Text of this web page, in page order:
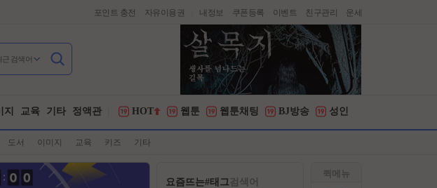
포인트 충전 자유이용권 내정보 쿠폰등록 이벤트 친구관리 운세
퀵메뉴
근 검색어
지 교육 기타 정액관 HOT 웹툰 웹툰채팅 BJ방송 성인
도서 이미지 교육 키즈 기타
요즘뜨는#태그검색어